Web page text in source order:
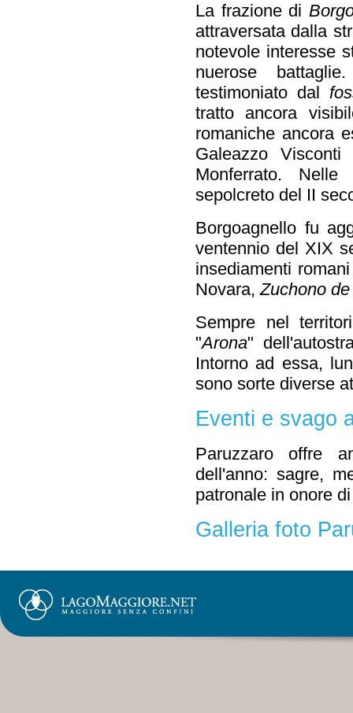
La frazione di
attraversata dalla
notevole interesse
nuerose
testimoniato dal
tratto ancora
romaniche ancora
Galeazzo
Monferrato.
sepolcreto del II
Borgoagnello fu
ventennio del XIX
insediamenti
Novara,Zuchono
Sempre nel
"Arona"
Intorno ad essa,
sono sorte diverse
Eventi e svago
Paruzzaro offre
dell'anno: sagre,
patronale in onore
Galleria foto